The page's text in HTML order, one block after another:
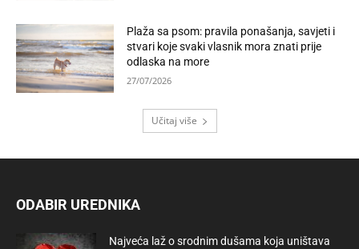
Plaža sa psom: pravila ponašanja, savjeti i
stvari koje svaki vlasnik mora znati prije
odlaska na more
27/07/2026
Učitaj više
ODABIR UREDNIKA
Najveća laž o srodnim dušama koja uništava